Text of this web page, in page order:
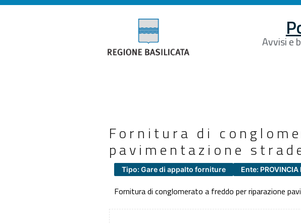
Avvisi e
Fornitura di
pavimentazione
Tipo: Gare di appalto forniture Ente: PROVINCIA
Fornitura di conglomerato a freddo per riparazione